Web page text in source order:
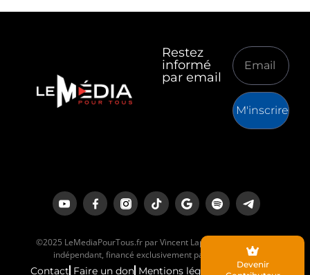
Restez
informé
par email
M'inscrire
©2025 LeMediaPourTous.fr par Vincent Lapierre est un média
indépendant, financé exclusivement par ses lecteurs.
Contact Faire un don Mentions légales
Devenir